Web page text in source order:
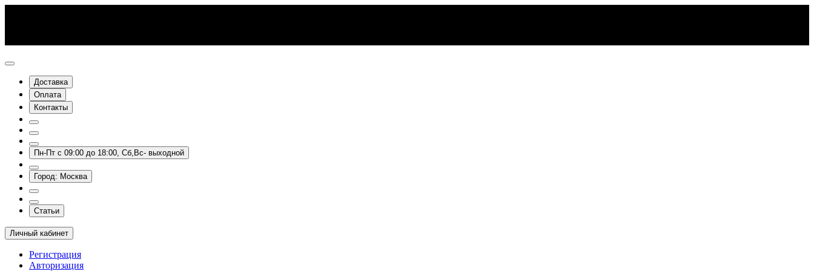
Доставка
Оплата
Контакты
Пн-Пт с 09:00 до 18:00, Сб,Вс- выходной
Город: Москва
Статьи
Личный кабинет
Регистрация
Авторизация